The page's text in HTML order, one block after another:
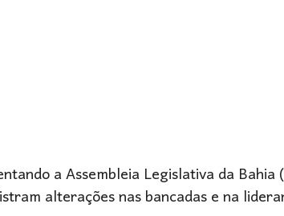
a Assembleia Legislativa da
alterações nas bancadas e na